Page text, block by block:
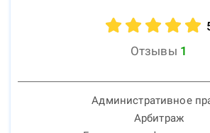
Отзывы 1
Административное
Арбитраж